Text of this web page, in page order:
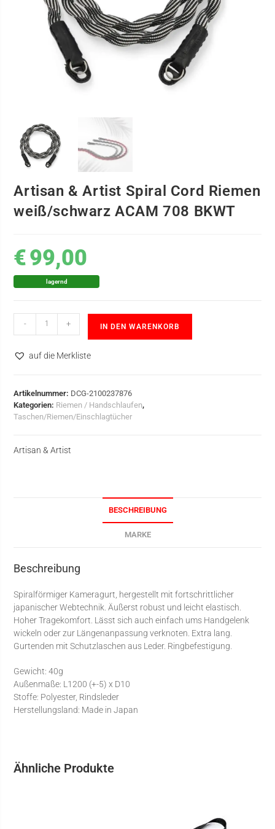
Artisan & Artist Spiral Cord Riemen
weiß/schwarz ACAM 708 BKWT
€99,00
lagernd
- + IN DEN WARENKORB
auf die Merkliste
Artikelnummer: DCG-2100237876
Kategorien: Riemen / Handschlaufen,
Taschen/Riemen/Einschlagtücher
Artisan & Artist
BESCHREIBUNG
MARKE
Beschreibung
Spiralförmiger Kameragurt, hergestellt mit fortschrittlicher
japanischer Webtechnik. Äußerst robust und leicht elastisch.
Hoher Tragekomfort. Lässt sich auch einfach ums Handgelenk
wickeln oder zur Längenanpassung verknoten. Extra lang.
Gurtenden mit Schutzlaschen aus Leder. Ringbefestigung.
Gewicht: 40g
Außenmaße: L1200 (+-5) x D10
Stoffe: Polyester, Rindsleder
Herstellungsland: Made in Japan
Ähnliche Produkte